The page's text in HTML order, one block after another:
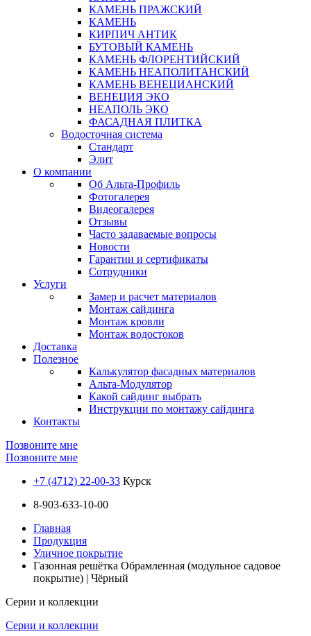
КАМЕНЬ ПРАЖСКИЙ
КАМЕНЬ
КИРПИЧ АНТИК
БУТОВЫЙ КАМЕНЬ
КАМЕНЬ ФЛОРЕНТИЙСКИЙ
КАМЕНЬ НЕАПОЛИТАНСКИЙ
КАМЕНЬ ВЕНЕЦИАНСКИЙ
ВЕНЕЦИЯ ЭКО
НЕАПОЛЬ ЭКО
ФАСАДНАЯ ПЛИТКА
Водосточная система
Стандарт
Элит
О компании
Об Альта-Профиль
Фотогалерея
Видеогалерея
Отзывы
Часто задаваемые вопросы
Новости
Гарантии и сертификаты
Сотрудники
Услуги
Замер и расчет материалов
Монтаж сайдинга
Монтаж кровли
Монтаж водостоков
Доставка
Полезное
Калькулятор фасадных материалов
Альта-Модулятор
Какой сайдинг выбрать
Инструкции по монтажу сайдинга
Контакты
Позвоните мне
Позвоните мне
+7 (4712) 22-00-33 Курск
8-903-633-10-00
Главная
Продукция
Уличное покрытие
Газонная решётка Обрамленная (модульное садовое
покрытие) | Чёрный
Серии и коллекции
Серии и коллекции